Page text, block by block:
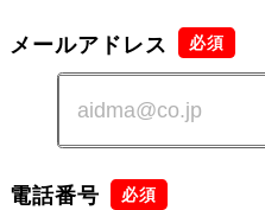
メールアドレス
電話番号